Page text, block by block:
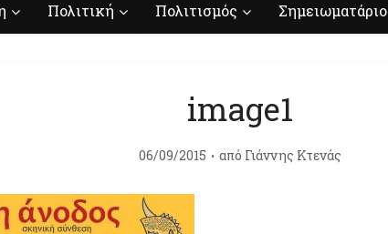
Πολιτική Πολιτισμός Σημειωματάριο
image1
06/09/2015 από Γιάννης Κτενάς